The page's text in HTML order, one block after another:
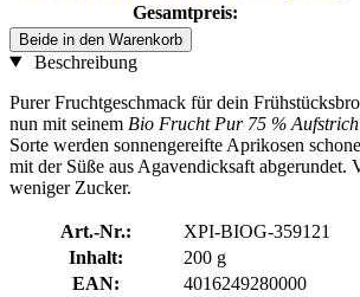
Gesamtpreis:
Beide in den Warenkorb
Beschreibung
Purer Fruchtgeschmack für dein
nun mit seinem Bio Frucht Pur 75 % Aufstrich
Sorte werden sonnengereifte Aprikosen
mit der Süße aus Agavendicksaft abgerundet.
weniger Zucker.
Art.-Nr.:
XPI-BIOG-359121
Inhalt:
200 g
EAN:
4016249280000